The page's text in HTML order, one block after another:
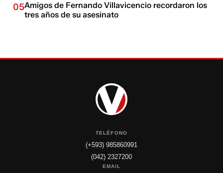
05Amigos de Fernando Villavicencio recordaron los
tres años de su asesinato
TELÉFONO
(+593) 985860991
(042) 2327200
EMAIL